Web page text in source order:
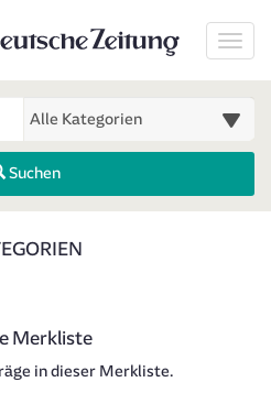
Suchen
mit Tab (Shift+Tab zurück).
Merkliste
in dieser Merkliste.